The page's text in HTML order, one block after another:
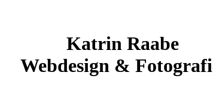
Katrin Raabe
Webdesign &